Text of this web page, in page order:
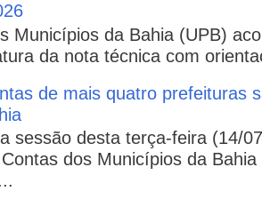
Municípios da Bahia (UPB)
da nota técnica com
de mais quatro prefeituras
sessão desta terça-feira (14/
dos Municípios da